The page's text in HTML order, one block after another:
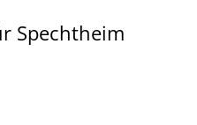
Spechtheim